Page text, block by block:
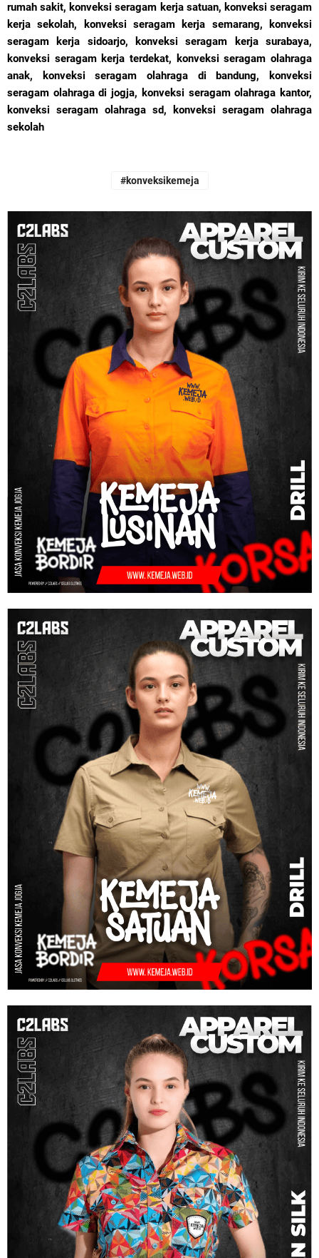
#konveksikemeja